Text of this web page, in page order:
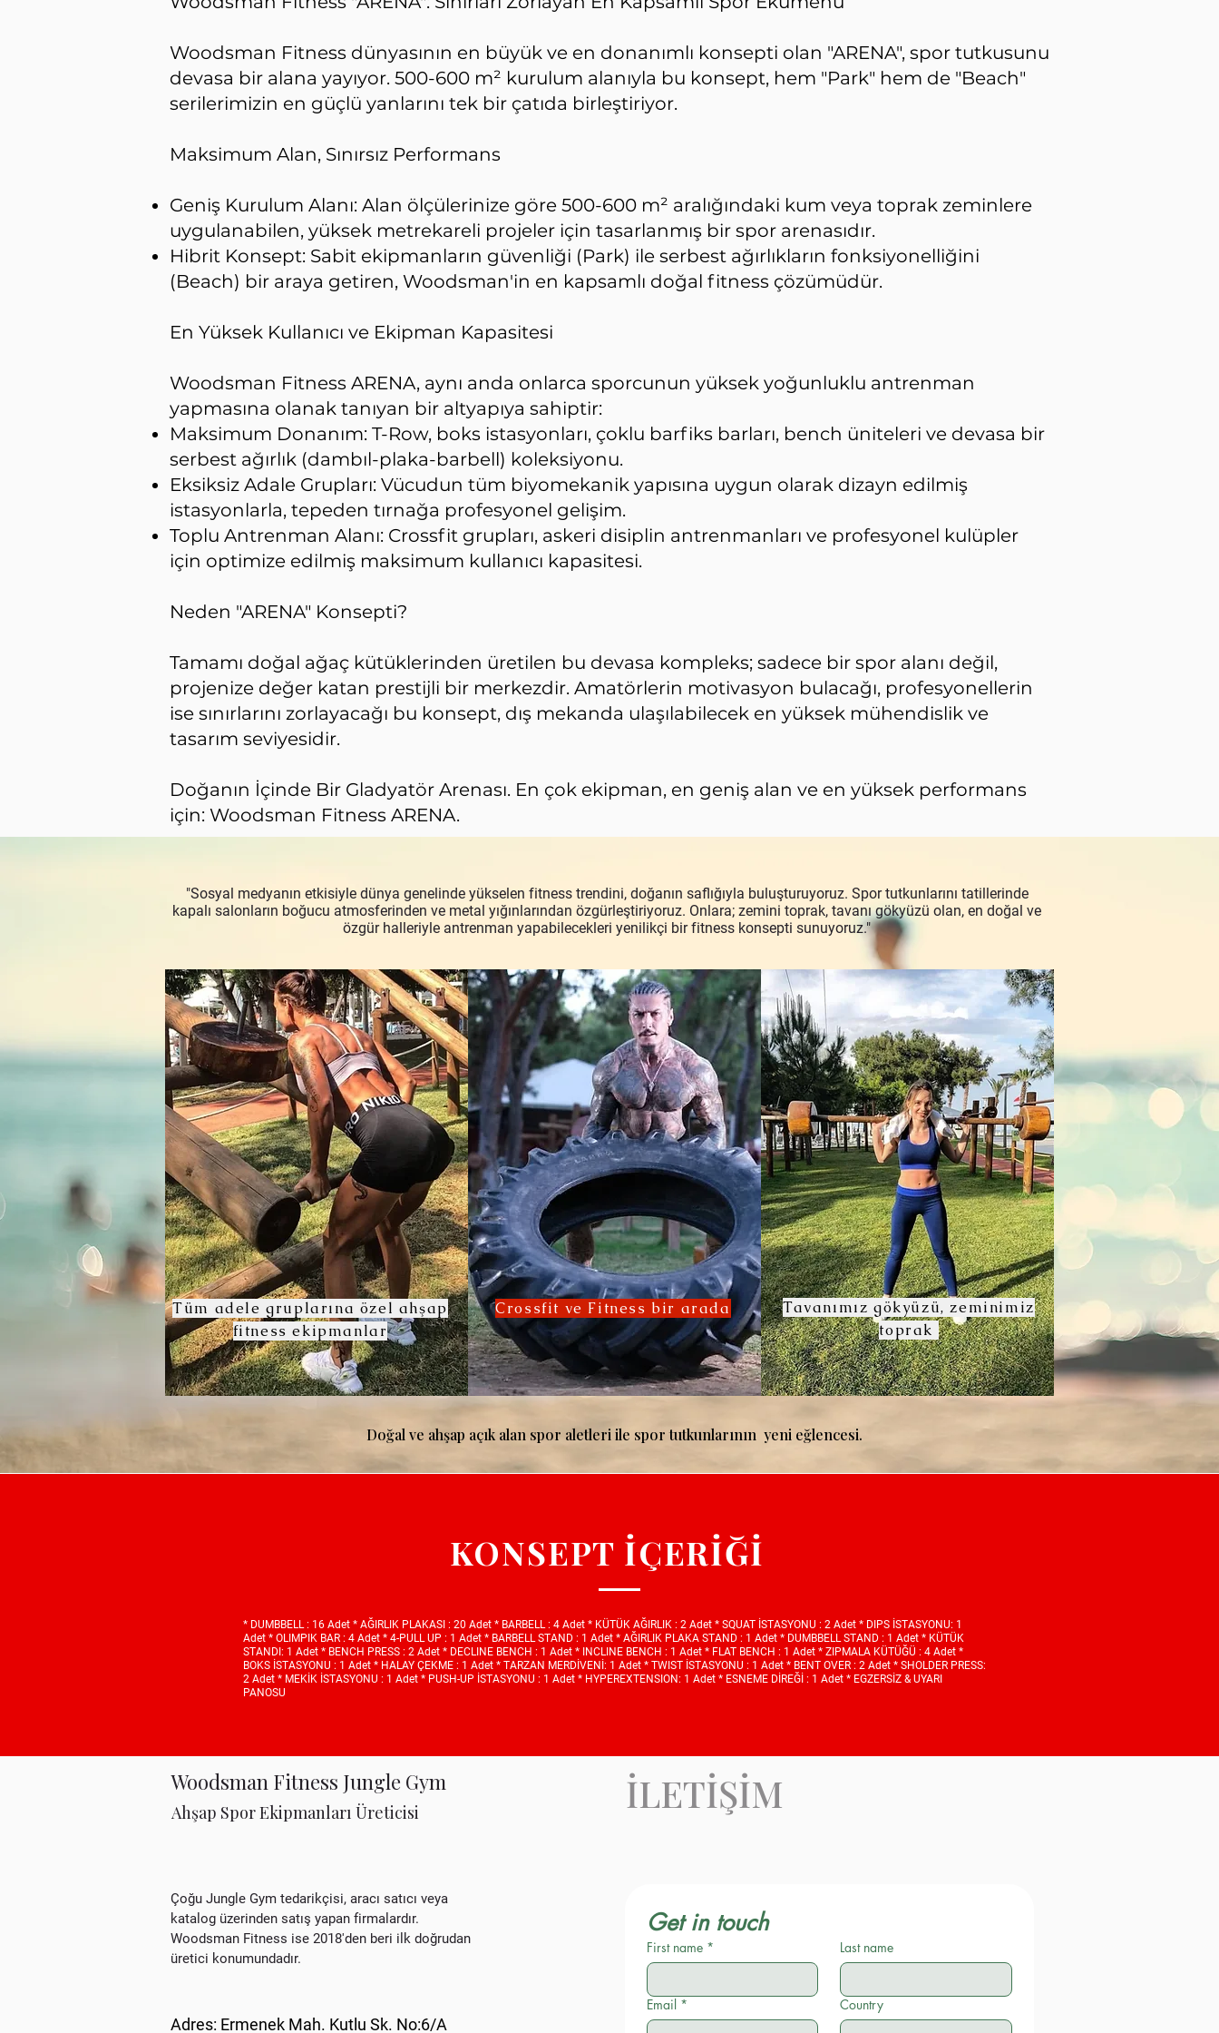
Woodsman Fitness dünyasının en büyük ve en donanımlı konsepti olan "ARENA", spor tutkusunu
devasa bir alana yayıyor. 500-600 m² kurulum alanıyla bu konsept, hem "Park" hem de "Beach"
serilerimizin en güçlü yanlarını tek bir çatıda birleştiriyor.
Maksimum Alan, Sınırsız Performans
Geniş Kurulum Alanı: Alan ölçülerinize göre 500-600 m² aralığındaki kum veya toprak zeminlere
uygulanabilen, yüksek metrekareli projeler için tasarlanmış bir spor arenasıdır.
Hibrit Konsept: Sabit ekipmanların güvenliği (Park) ile serbest ağırlıkların fonksiyonelliğini
(Beach) bir araya getiren, Woodsman'in en kapsamlı doğal fitness çözümüdür.
En Yüksek Kullanıcı ve Ekipman Kapasitesi
Woodsman Fitness ARENA, aynı anda onlarca sporcunun yüksek yoğunluklu antrenman
yapmasına olanak tanıyan bir altyapıya sahiptir:
Maksimum Donanım: T-Row, boks istasyonları, çoklu barfiks barları, bench üniteleri ve devasa bir
serbest ağırlık (dambıl-plaka-barbell) koleksiyonu.
Eksiksiz Adale Grupları: Vücudun tüm biyomekanik yapısına uygun olarak dizayn edilmiş
istasyonlarla, tepeden tırnağa profesyonel gelişim.
Toplu Antrenman Alanı: Crossfit grupları, askeri disiplin antrenmanları ve profesyonel kulüpler
için optimize edilmiş maksimum kullanıcı kapasitesi.
Neden "ARENA" Konsepti?
Tamamı doğal ağaç kütüklerinden üretilen bu devasa kompleks; sadece bir spor alanı değil,
projenize değer katan prestijli bir merkezdir. Amatörlerin motivasyon bulacağı, profesyonellerin
ise sınırlarını zorlayacağı bu konsept, dış mekanda ulaşılabilecek en yüksek mühendislik ve
tasarım seviyesidir.
Doğanın İçinde Bir Gladyatör Arenası. En çok ekipman, en geniş alan ve en yüksek performans
için: Woodsman Fitness ARENA.
"Sosyal medyanın etkisiyle dünya genelinde yükselen fitness trendini, doğanın saflığıyla buluşturuyoruz. Spor tutkunlarını tatillerinde
kapalı salonların boğucu atmosferinden ve metal yığınlarından özgürleştiriyoruz. Onlara; zemini toprak, tavanı gökyüzü olan, en doğal ve
özgür halleriyle antrenman yapabilecekleri yenilikçi bir fitness konsepti sunuyoruz."
Tüm adele gruplarına özel ahşap
fitness ekipmanlar
Crossfit ve Fitness bir arada
Tavanımız gökyüzü, zeminimiz
toprak
Doğal ve ahşap açık alan spor aletleri ile spor tutkunlarının yeni eğlencesi.
KONSEPT İÇERİĞİ
* DUMBBELL : 16 Adet * AĞIRLIK PLAKASI : 20 Adet * BARBELL : 4 Adet * KÜTÜK AĞIRLIK : 2 Adet * SQUAT İSTASYONU : 2 Adet * DIPS İSTASYONU: 1
Adet * OLIMPIK BAR : 4 Adet * 4-PULL UP : 1 Adet * BARBELL STAND : 1 Adet * AĞIRLIK PLAKA STAND : 1 Adet * DUMBBELL STAND : 1 Adet * KÜTÜK
STANDI: 1 Adet * BENCH PRESS : 2 Adet * DECLINE BENCH : 1 Adet * INCLINE BENCH : 1 Adet * FLAT BENCH : 1 Adet * ZIPMALA KÜTÜĞÜ : 4 Adet *
BOKS İSTASYONU : 1 Adet * HALAY ÇEKME : 1 Adet * TARZAN MERDİVENİ: 1 Adet * TWIST İSTASYONU : 1 Adet * BENT OVER : 2 Adet * SHOLDER PRESS:
2 Adet * MEKİK İSTASYONU : 1 Adet * PUSH-UP İSTASYONU : 1 Adet * HYPEREXTENSION: 1 Adet * ESNEME DİREĞİ : 1 Adet * EGZERSİZ & UYARI
PANOSU
Woodsman Fitness Jungle Gym
Ahşap Spor Ekipmanları Üreticisi
Çoğu Jungle Gym tedarikçisi, aracı satıcı veya
katalog üzerinden satış yapan firmalardır.
Woodsman Fitness ise 2018'den beri ilk doğrudan
üretici konumundadır.
Adres: Ermenek Mah. Kutlu Sk. No:6/A
İLETİŞİM
Get in touch
First name * Last name
Email * Country